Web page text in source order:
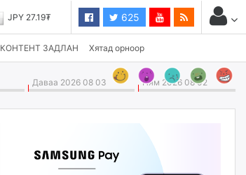
JPY 27.19₮ 625
КОНТЕНТ ЗАДЛАН Хятад орноор
Даваа 2026 08 03 Ням 2026 08 02